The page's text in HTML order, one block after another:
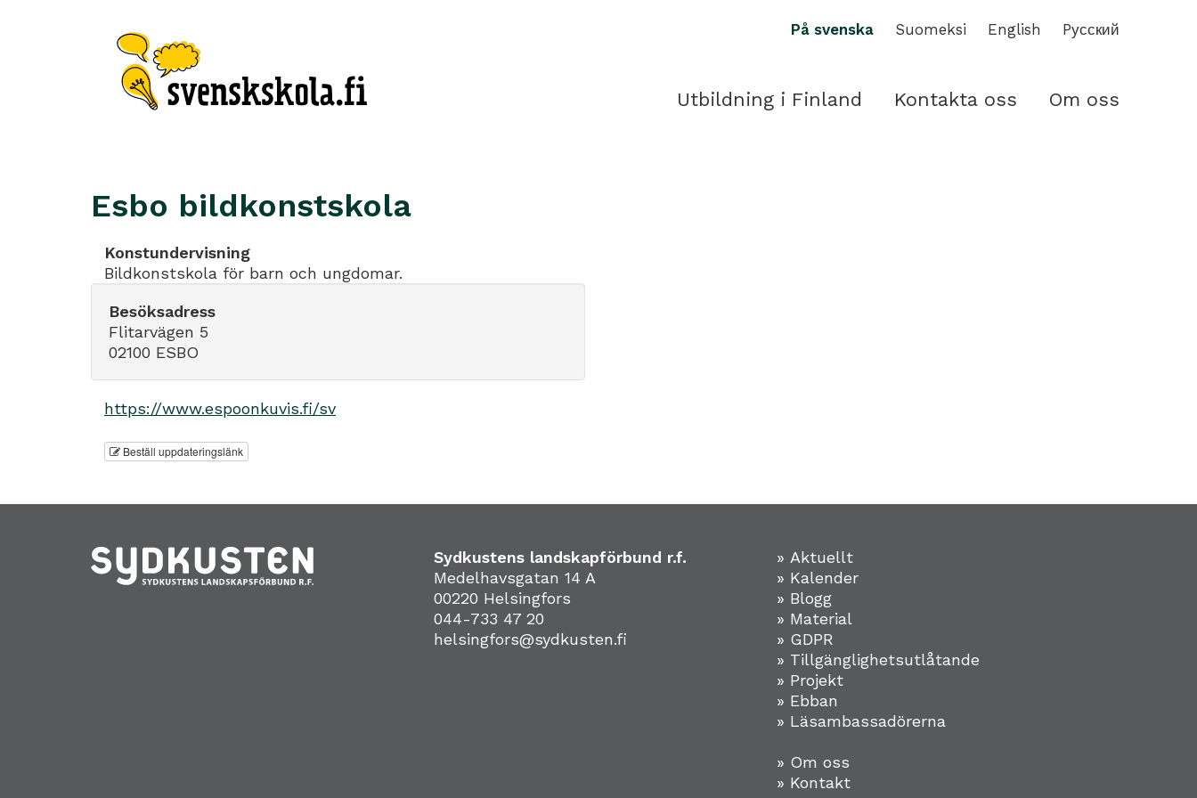
På svenska Suomeksi English Pусский
Utbildning i Finland Kontakta oss Om oss
Esbo bildkonstskola
Konstundervisning
Bildkonstskola för barn och ungdomar.
Besöksadress
Flitarvägen 5
02100 ESBO
https://www.espoonkuvis.fi/sv
Beställ uppdateringslänk
Sydkustens landskapförbund r.f.
Medelhavsgatan 14 A
00220 Helsingfors
044-733 47 20
helsingfors@sydkusten.fi
» Aktuellt
» Kalender
» Blogg
» Material
» GDPR
» Tillgänglighetsutlåtande
» Projekt
» Ebban
» Läsambassadörerna
» Om oss
» Kontakt